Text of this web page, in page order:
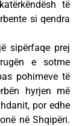
të
si qendra
sipërfaqe prej
e sotme
pohimeve të
hyrjen më
por edhe
në Shqipëri.